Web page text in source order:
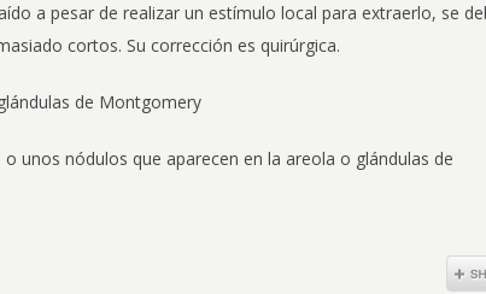
a pesar de realizar un estímulo local para extraerlo, se
cortos. Su corrección es quirúrgica.
de Montgomery
unos nódulos que aparecen en la areola o glándulas de